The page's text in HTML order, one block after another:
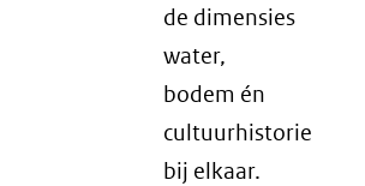
de dimensies
water,
bodem én
cultuurhistorie
bij elkaar.